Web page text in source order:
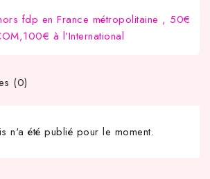
fdp en France métropolitaine , 50€
à l’International
(0)
n'a été publié pour le moment.